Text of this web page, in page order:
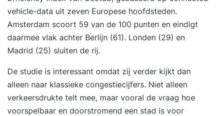
vehicle-data uit zeven Europese hoofdsteden.
Amsterdam scoort 59 van de 100 punten en eindigt
daarmee vlak achter Berlijn (61). Londen (29) en
Madrid (25) sluiten de rij.
De studie is interessant omdat zij verder kijkt dan
alleen naar klassieke congestiecijfers. Niet alleen
verkeersdrukte telt mee, maar vooral de vraag hoe
voorspelbaar en doorstromend een stad is voor